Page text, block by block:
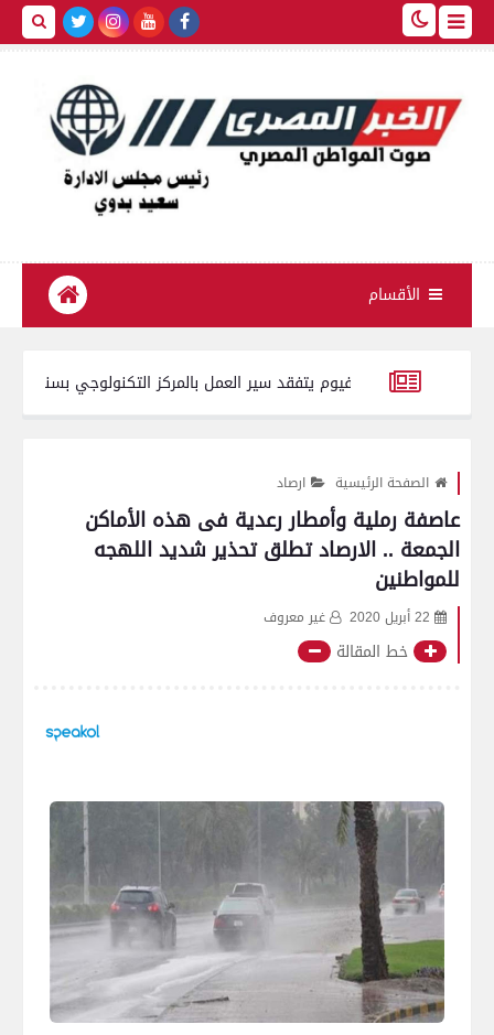
الأقسام
محافظ الفيوم يتفقد سير العمل بالمركز التكنولوجي بسنورس
الصفحة الرئيسية ارصاد
عاصفة رملية وأمطار رعدية فى هذه الأماكن
الجمعة .. الارصاد تطلق تحذير شديد اللهجه
للمواطنين
22 أبريل 2020 غير معروف
خط المقالة